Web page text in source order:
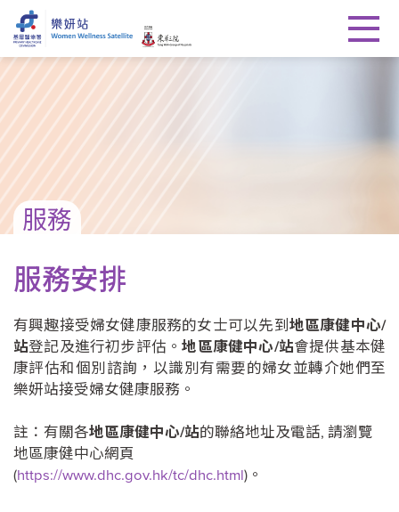
服務
服務安排
有興趣接受婦女健康服務的女士可以先到地區康健中心/
站登記及進行初步評估。地區康健中心/站會提供基本健
康評估和個別諮詢，以識別有需要的婦女並轉介她們至
樂妍站接受婦女健康服務。
註：有關各地區康健中心/站的聯絡地址及電話, 請瀏覽
地區康健中心網頁
(https://www.dhc.gov.hk/tc/dhc.html)。